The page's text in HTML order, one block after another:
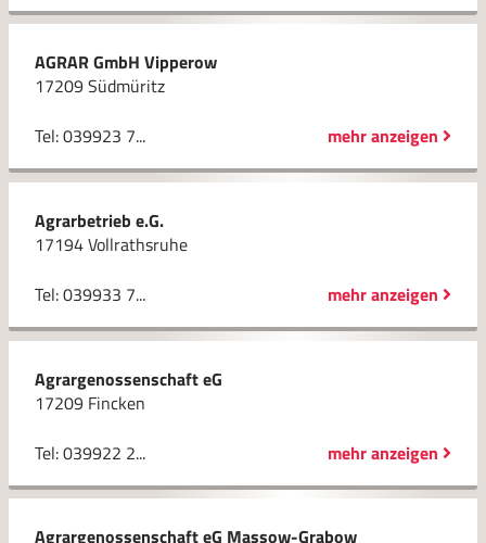
AGRAR GmbH Vipperow
17209 Südmüritz
Tel: 039923 7...
mehr anzeigen
Agrarbetrieb e.G.
17194 Vollrathsruhe
Tel: 039933 7...
mehr anzeigen
Agrargenossenschaft eG
17209 Fincken
Tel: 039922 2...
mehr anzeigen
Agrargenossenschaft eG Massow-Grabow